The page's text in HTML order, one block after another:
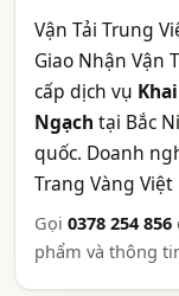
Vận Tải Trung
Giao Nhận Vận
cấp dịch vụ
Ngạch tại Bắc
quốc. Doanh
Trang Vàng Việt
Gọi 0378 254 856
phẩm và thông